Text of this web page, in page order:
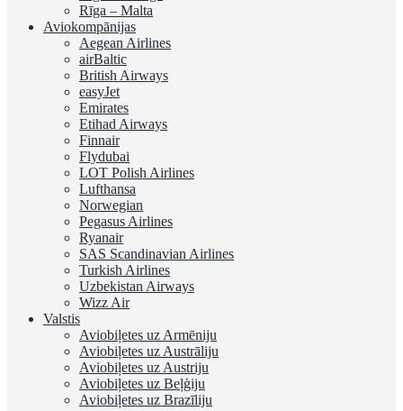
Rīga – Malta
Aviokompānijas
Aegean Airlines
airBaltic
British Airways
easyJet
Emirates
Etihad Airways
Finnair
Flydubai
LOT Polish Airlines
Lufthansa
Norwegian
Pegasus Airlines
Ryanair
SAS Scandinavian Airlines
Turkish Airlines
Uzbekistan Airways
Wizz Air
Valstis
Aviobiļetes uz Armēniju
Aviobiļetes uz Austrāliju
Aviobiļetes uz Austriju
Aviobiļetes uz Beļģiju
Aviobiļetes uz Brazīliju